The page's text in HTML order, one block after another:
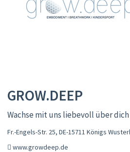
GROW.DEEP
Wachse mit uns liebevoll über dich
Fr.-Engels-Str. 25, DE-15711 Königs
www.growdeep.de